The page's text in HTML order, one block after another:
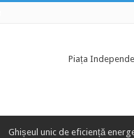
Piața
Ghișeul unic de eficiență